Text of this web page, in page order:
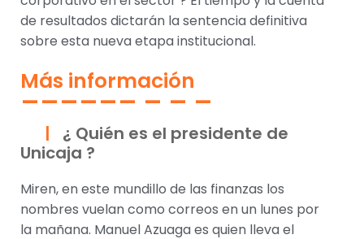
de resultados dictarán la sentencia definitiva
sobre esta nueva etapa institucional.
Más información
¿ Quién es el presidente de
Unicaja ?
Miren, en este mundillo de las finanzas los
nombres vuelan como correos en un lunes por
la mañana. Manuel Azuaga es quien lleva el